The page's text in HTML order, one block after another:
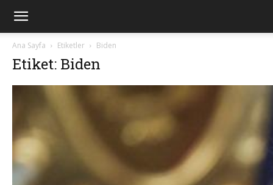
Ana Sayfa Etiketler Biden
Etiket: Biden